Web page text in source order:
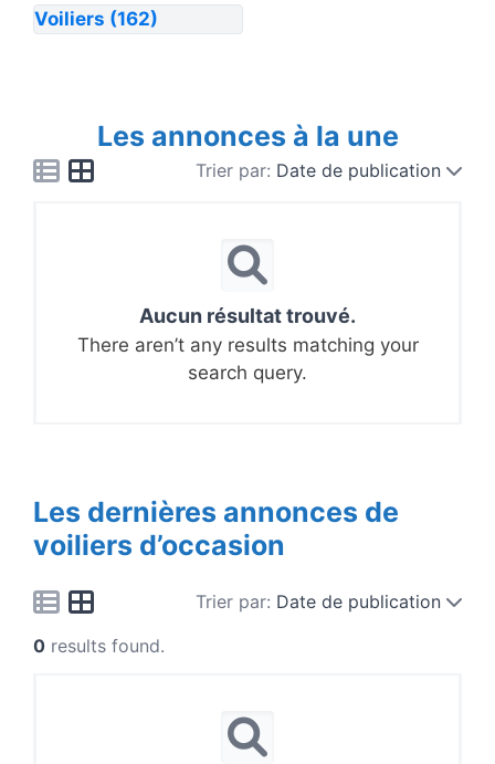
Voiliers (162)
Les annonces à la une
Trier par: Date de publication
Aucun résultat trouvé.
There aren’t any results matching your
search query.
Les dernières annonces de
voiliers d’occasion
Trier par: Date de publication
0 results found.